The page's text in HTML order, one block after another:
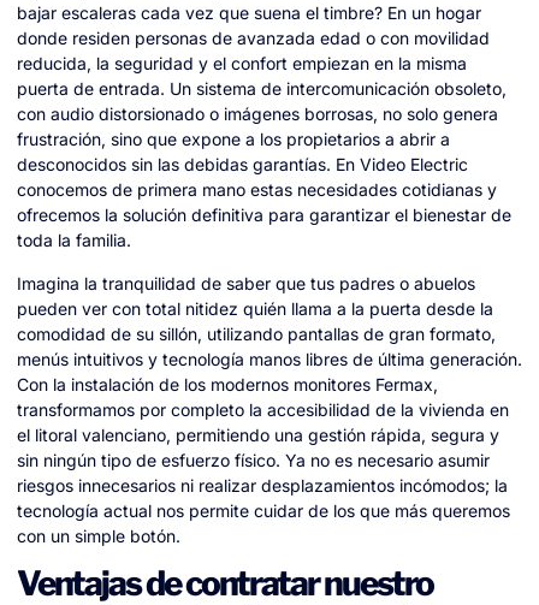
bajar escaleras cada vez que suena el timbre? En un hogar
donde residen personas de avanzada edad o con movilidad
reducida, la seguridad y el confort empiezan en la misma
puerta de entrada. Un sistema de intercomunicación obsoleto,
con audio distorsionado o imágenes borrosas, no solo genera
frustración, sino que expone a los propietarios a abrir a
desconocidos sin las debidas garantías. En Video Electric
conocemos de primera mano estas necesidades cotidianas y
ofrecemos la solución definitiva para garantizar el bienestar de
toda la familia.
Imagina la tranquilidad de saber que tus padres o abuelos
pueden ver con total nitidez quién llama a la puerta desde la
comodidad de su sillón, utilizando pantallas de gran formato,
menús intuitivos y tecnología manos libres de última generación.
Con la instalación de los modernos monitores Fermax,
transformamos por completo la accesibilidad de la vivienda en
el litoral valenciano, permitiendo una gestión rápida, segura y
sin ningún tipo de esfuerzo físico. Ya no es necesario asumir
riesgos innecesarios ni realizar desplazamientos incómodos; la
tecnología actual nos permite cuidar de los que más queremos
con un simple botón.
Ventajas de contratar nuestro